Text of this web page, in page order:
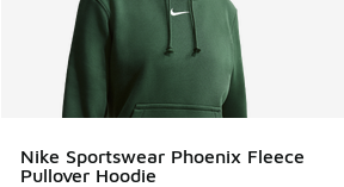
Nike Sportswear Phoenix Fleece
Pullover Hoodie